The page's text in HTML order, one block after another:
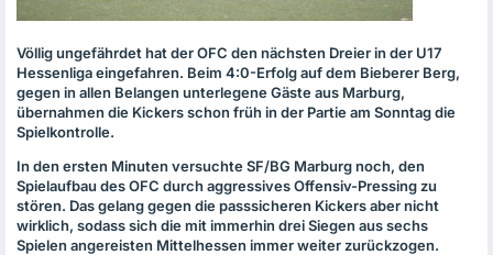
Völlig ungefährdet hat derOFC den nächsten Dreier in der U17
Hessenliga eingefahren. Beim 4:0-Erfolg auf dem Bieberer Berg,
gegen in allen Belangen unterlegene Gäste aus Marburg,
übernahmen die Kickers schon früh in der Partie am Sonntag die
Spielkontrolle.
In den ersten Minuten versuchte SF/BG Marburg noch, den
Spielaufbau desOFC durch aggressives Offensiv-Pressing zu
stören. Das gelang gegen die passsicheren Kickers aber nicht
wirklich, sodass sich die mit immerhin drei Siegen aus sechs
Spielen angereisten Mittelhessen immer weiter zurückzogen.